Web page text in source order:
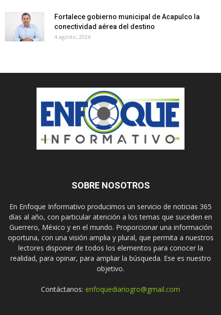
Fortalece gobierno municipal de Acapulco la
conectividad aérea del destino
4 agosto, 2026
SOBRE NOSOTROS
En Enfoque Informativo producimos un servicio de noticias 365
días al año, con particular atención a los temas que suceden en
Guerrero, México y en el mundo. Proporcionar una información
oportuna, con una visión amplia y plural, que permita a nuestros
lectores disponer de todos los elementos para conocer la
realidad, para opinar, para ampliar la búsqueda. Ese es nuestro
objetivo.
Contáctanos: enfoquediariogro@gmail.com